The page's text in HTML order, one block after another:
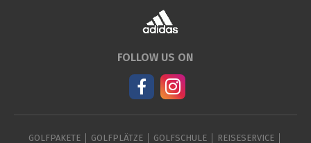
FOLLOW US ON
GOLFPAKETE GOLFPLÄTZE GOLFSCHULE
REISESERVICE